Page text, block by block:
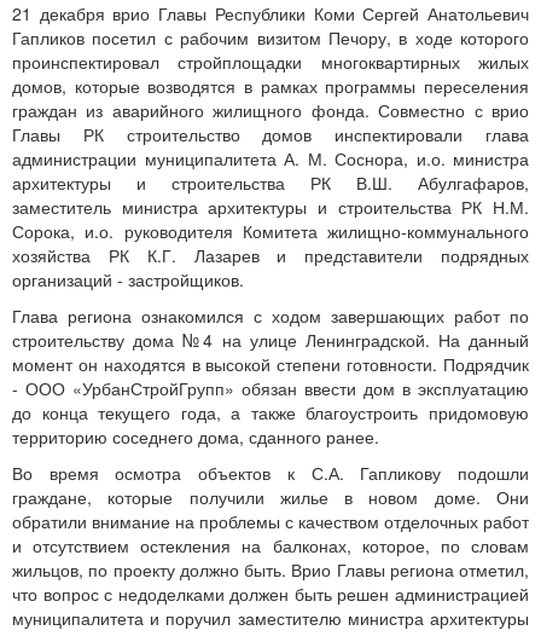
21 декабря врио Главы Республики Коми Сергей Анатольевич
Гапликов посетил с рабочим визитом Печору, в ходе которого
проинспектировал стройплощадки многоквартирных жилых
домов, которые возводятся в рамках программы переселения
граждан из аварийного жилищного фонда. Совместно с врио
Главы РК строительство домов инспектировали глава
администрации муниципалитета А. М. Соснора, и.о. министра
архитектуры и строительства РК В.Ш. Абулгафаров,
заместитель министра архитектуры и строительства РК Н.М.
Сорока, и.о. руководителя Комитета жилищно-коммунального
хозяйства РК К.Г. Лазарев и представители подрядных
организаций - застройщиков.
Глава региона ознакомился с ходом завершающих работ по
строительству дома №4 на улице Ленинградской. На данный
момент он находятся в высокой степени готовности. Подрядчик
- ООО «УрбанСтройГрупп» обязан ввести дом в эксплуатацию
до конца текущего года, а также благоустроить придомовую
территорию соседнего дома, сданного ранее.
Во время осмотра объектов к С.А. Гапликову подошли
граждане, которые получили жилье в новом доме. Они
обратили внимание на проблемы с качеством отделочных работ
и отсутствием остекления на балконах, которое, по словам
жильцов, по проекту должно быть. Врио Главы региона отметил,
что вопрос с недоделками должен быть решен администрацией
муниципалитета и поручил заместителю министра архитектуры